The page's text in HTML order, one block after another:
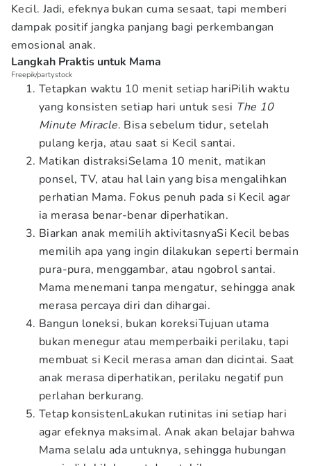
Kecil. Jadi, efeknya bukan cuma sesaat, tapi memberi
dampak positif jangka panjang bagi perkembangan
emosional anak.
Langkah Praktis untuk Mama
Freepik/partystock
Tetapkan waktu 10 menit setiap hariPilih waktu
yang konsisten setiap hari untuk sesi The 10
Minute Miracle. Bisa sebelum tidur, setelah
pulang kerja, atau saat si Kecil santai.
Matikan distraksiSelama 10 menit, matikan
ponsel, TV, atau hal lain yang bisa mengalihkan
perhatian Mama. Fokus penuh pada si Kecil agar
ia merasa benar-benar diperhatikan.
Biarkan anak memilih aktivitasnyaSi Kecil bebas
memilih apa yang ingin dilakukan seperti bermain
pura-pura, menggambar, atau ngobrol santai.
Mama menemani tanpa mengatur, sehingga anak
merasa percaya diri dan dihargai.
Bangun loneksi, bukan koreksiTujuan utama
bukan menegur atau memperbaiki perilaku, tapi
membuat si Kecil merasa aman dan dicintai. Saat
anak merasa diperhatikan, perilaku negatif pun
perlahan berkurang.
Tetap konsistenLakukan rutinitas ini setiap hari
agar efeknya maksimal. Anak akan belajar bahwa
Mama selalu ada untuknya, sehingga hubungan